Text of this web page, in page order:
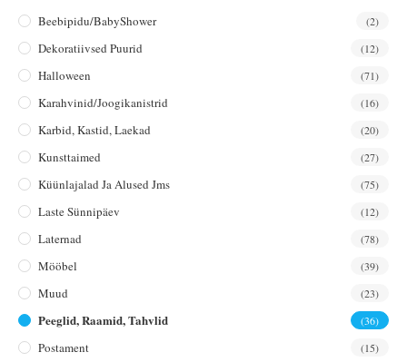
Beebipidu/BabyShower (2)
Dekoratiivsed Puurid (12)
Halloween (71)
Karahvinid/joogikanistrid (16)
Karbid, Kastid, Laekad (20)
Kunsttaimed (27)
Küünlajalad Ja Alused Jms (75)
Laste Sünnipäev (12)
Laternad (78)
Mööbel (39)
Muud (23)
Peeglid, Raamid, Tahvlid (36)
Postament (15)